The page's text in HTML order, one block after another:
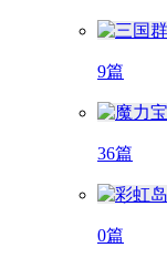
9篇
36篇
0篇